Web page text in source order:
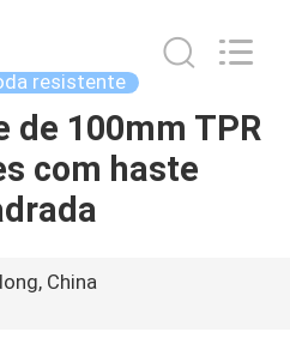
resistente
de 100mm TPR
com haste
China